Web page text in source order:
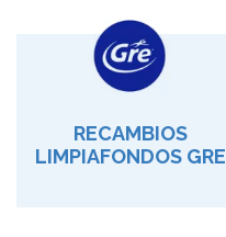
RECAMBIOS
LIMPIAFONDOS GRE